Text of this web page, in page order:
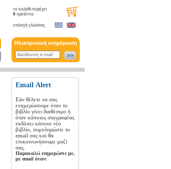
το καλάθι περιέχει
0 προϊόντα
επιλογή γλώσσας
Εmail Αlert
Εάν θέλετε να σας
ενημερώσουμε όταν το
βιβλίο γίνει διαθέσιμο ή
όταν κάποιος συγγραφέας
εκδόσει κάποιο νέο
βιβλίο, συμπληρώστε το
email σας και θα
επικοινωνήσουμε μαζί
σας.
Παρακαλώ ενημερώστε με,
με email όταν: